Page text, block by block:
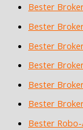
Bester
Bester
Bester
Bester
Bester
Bester
Bester